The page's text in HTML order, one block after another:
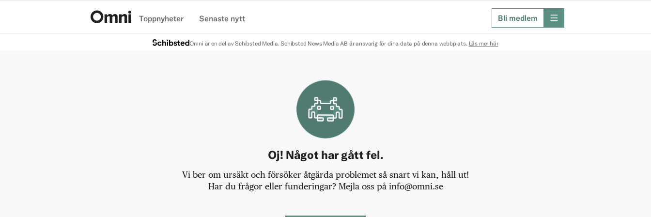
Toppnyheter Senaste nytt Bli medlem meny
Omni är en del av Schibsted Media. Schibsted News Media AB är ansvarig för dina data på denna webbplats. Läs mer här
Oj! Något har gått fel.
Vi ber om ursäkt och försöker åtgärda problemet så snart vi kan, håll ut!
Har du frågor eller funderingar? Mejla oss på info@omni.se